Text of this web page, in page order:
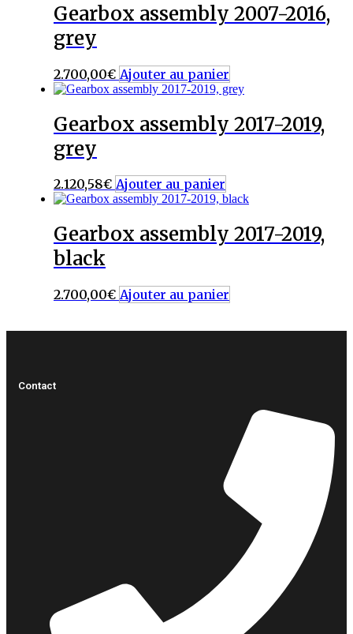
Gearbox assembly 2007-2016,
grey
2.700,00€ Ajouter au panier
Gearbox assembly 2017-2019,
grey
2.120,58€ Ajouter au panier
Gearbox assembly 2017-2019,
black
2.700,00€ Ajouter au panier
Contact